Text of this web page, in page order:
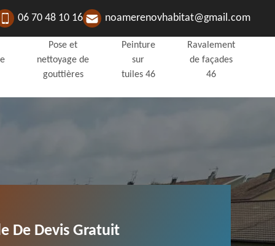
06 70 48 10 16 noamerenovhabitat@gmail.com
Pose et
nettoyage de
gouttières
Peinture
sur
tuiles 46
Ravalement
de façades
46
De Devis Gratuit